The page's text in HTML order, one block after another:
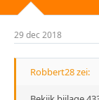
t
r
m
29 dec 2018
Robbert28 zei: